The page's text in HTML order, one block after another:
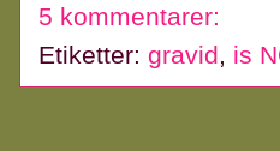
5 kommentarer:
Etiketter: gravid is